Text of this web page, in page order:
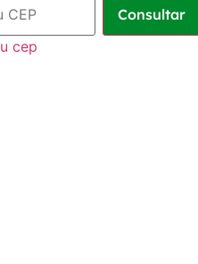
R$65,66com juros
Consultar
cep